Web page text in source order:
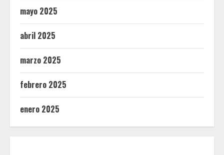
mayo 2025
abril 2025
marzo 2025
febrero 2025
enero 2025